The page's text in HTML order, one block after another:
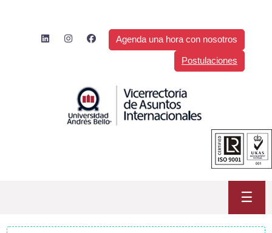
Agenda una hora con nosotros
Postulaciones
☰